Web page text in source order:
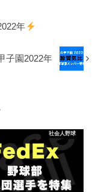
年
子園2022年
社会人野球